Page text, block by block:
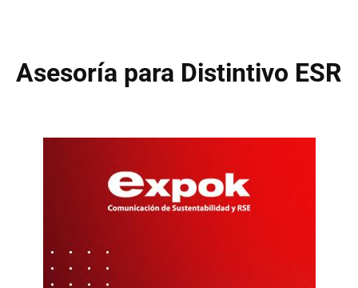
Asesoría para Distintivo ESR